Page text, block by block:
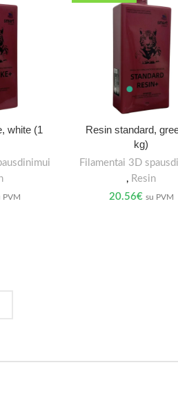
white (1
PVM
Resin standard,
kg)
Filamentai 3D
, Resin
20.56€ su PVM